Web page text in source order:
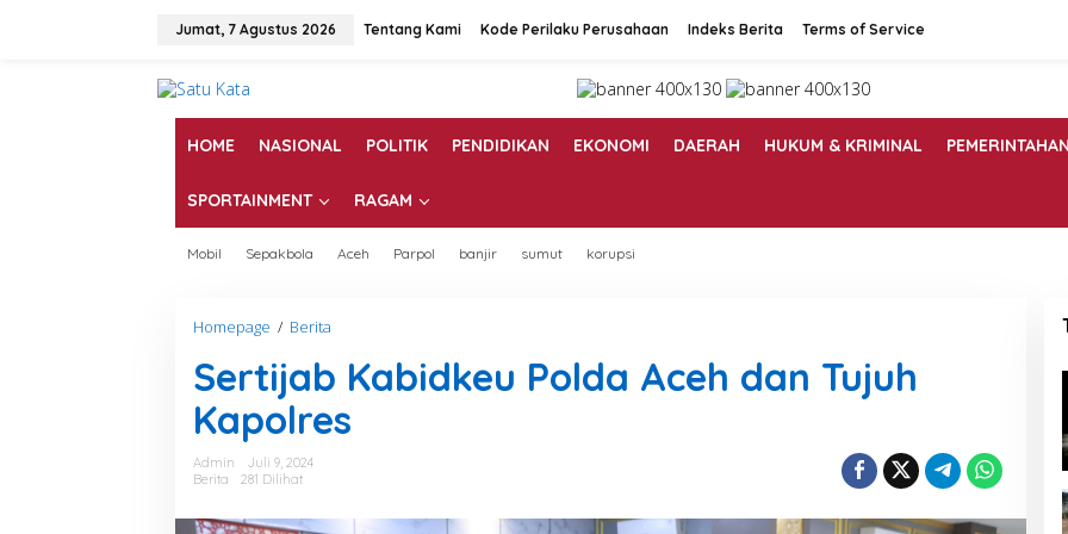
Jumat, 7 Agustus 2026 Tentang Kami Kode Perilaku Perusahaan Indeks Berita Terms of Service
HOME NASIONAL POLITIK PENDIDIKAN EKONOMI DAERAH HUKUM & KRIMINAL PEMERINTAHAN
SPORTAINMENT RAGAM
Mobil Sepakbola Aceh Parpol banjir sumut korupsi
Homepage / Berita
r
t
j
a
Sertijab Kabidkeu Polda Aceh dan Tujuh
Kapolres
Admin
Juli 9, 2024
Berita
281 Dilihat